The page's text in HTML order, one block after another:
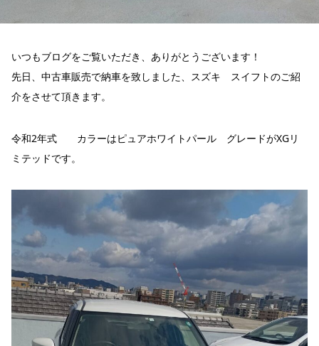
いつもブログをご覧いただき、ありがとうございます！
先日、中古車販売で納車を致しました、スズキ スイフトのご紹
介をさせて頂きます。
令和2年式 カラーはピュアホワイトパール グレードがXGリ
ミテッドです。